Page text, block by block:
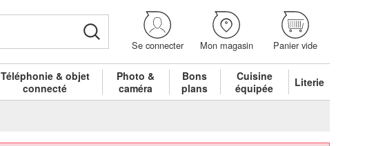
Se connecter Mon magasin Panier vide
Téléphonie & objet
connecté
Photo &
caméra
Bons
plans
Cuisine
équipée
Literie